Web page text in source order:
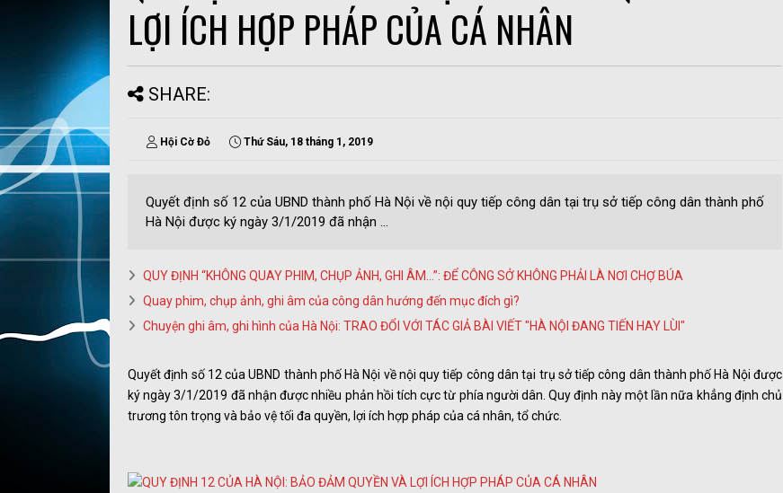
LỢI ÍCH HỢP PHÁP CỦA CÁ NHÂN
SHARE:
Hội Cờ Đỏ Thứ Sáu, 18 tháng 1, 2019
Quyết định số 12 của UBND thành phố Hà Nội về nội quy tiếp công dân tại trụ sở tiếp công dân thành phố
Hà Nội được ký ngày 3/1/2019 đã nhận ...
QUY ĐỊNH “KHÔNG QUAY PHIM, CHỤP ẢNH, GHI ÂM…”: ĐỂ CÔNG SỞ KHÔNG PHẢI LÀ NƠI CHỢ BÚA
Quay phim, chụp ảnh, ghi âm của công dân hướng đến mục đích gì?
Chuyện ghi âm, ghi hình của Hà Nội: TRAO ĐỔI VỚI TÁC GIẢ BÀI VIẾT "HÀ NỘI ĐANG TIẾN HAY LÙI"
Quyết định số 12 của UBND thành phố Hà Nội về nội quy tiếp công dân tại trụ sở tiếp công dân thành phố Hà Nội được
ký ngày 3/1/2019 đã nhận được nhiều phản hồi tích cực từ phía người dân. Quy định này một lần nữa khẳng định chủ
trương tôn trọng và bảo vệ tối đa quyền, lợi ích hợp pháp của cá nhân, tổ chức.